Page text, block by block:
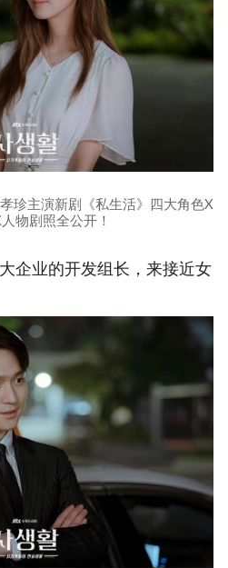
珍主演新剧《私生活》四大角色X
物剧照全公开！
企业的开发组长，来接近女